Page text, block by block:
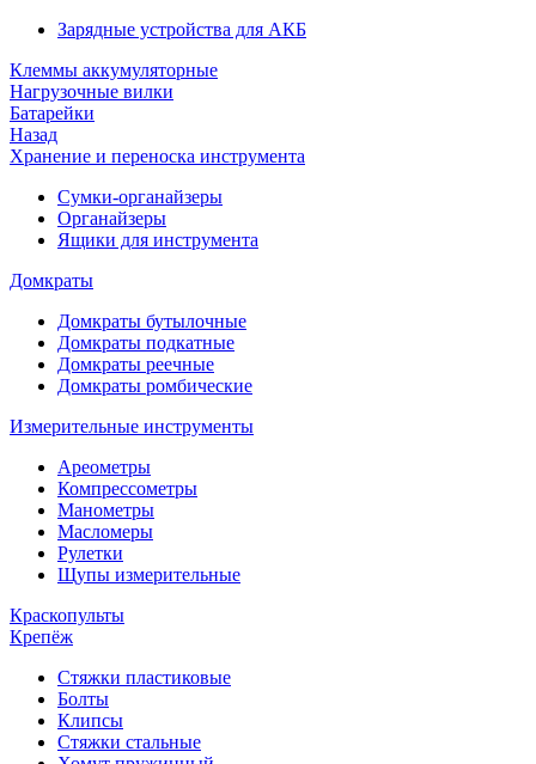
Зарядные устройства для АКБ
Клеммы аккумуляторные
Нагрузочные вилки
Батарейки
Назад
Хранение и переноска инструмента
Сумки-органайзеры
Органайзеры
Ящики для инструмента
Домкраты
Домкраты бутылочные
Домкраты подкатные
Домкраты реечные
Домкраты ромбические
Измерительные инструменты
Ареометры
Компрессометры
Манометры
Масломеры
Рулетки
Щупы измерительные
Краскопульты
Крепёж
Стяжки пластиковые
Болты
Клипсы
Стяжки стальные